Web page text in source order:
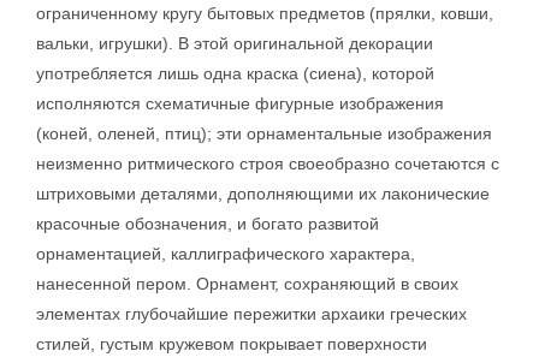
ограниченному кругу бытовых предметов (прялки, ковши,
вальки, игрушки). В этой оригинальной декорации
употребляется лишь одна краска (сиена), которой
исполняются схематичные фигурные изображения
(коней, оленей, птиц); эти орнаментальные изображения
неизменно ритмического строя своеобразно сочетаются с
штриховыми деталями, дополняющими их лаконические
красочные обозначения, и богато развитой
орнаментацией, каллиграфического характера,
нанесенной пером. Орнамент, сохраняющий в своих
элементах глубочайшие пережитки архаики греческих
стилей, густым кружевом покрывает поверхности